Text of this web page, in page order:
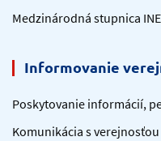
Medzinárodná stupnica
Informovanie
Poskytovanie informácií,
Komunikácia s verejnosťou